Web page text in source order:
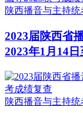
陕西播音与主持
2023届陕西省
2023年1月14日
陕西播音与主持